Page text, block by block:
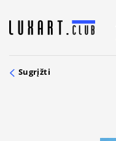
content
Sugrįžti